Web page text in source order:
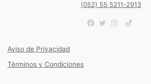
(052) 55 5211-2913
TikTok
Aviso de Privacidad
Términos y Condiciones